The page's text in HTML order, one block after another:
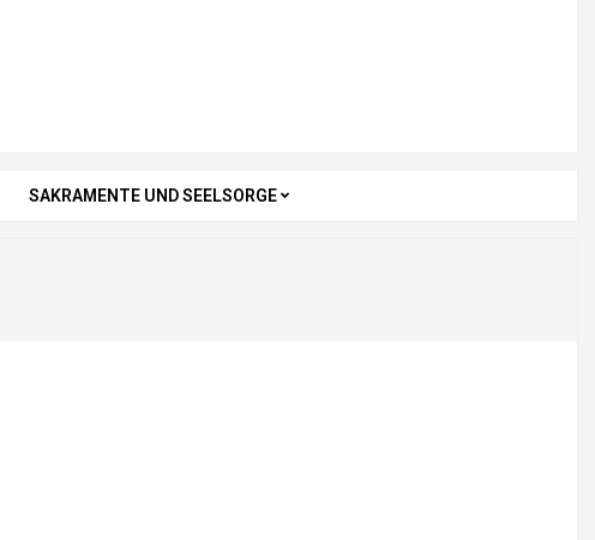
SAKRAMENTE UND SEELSORGE